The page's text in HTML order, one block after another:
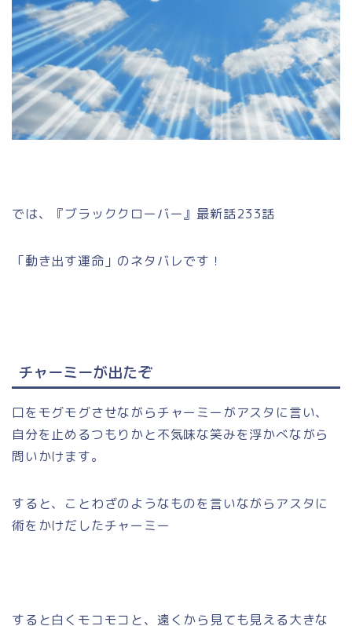
では、『ブラッククローバー』最新話233話
「動き出す運命」のネタバレです！
チャーミーが出たぞ
口をモグモグさせながらチャーミーがアスタに言い、
自分を止めるつもりかと不気味な笑みを浮かべながら
問いかけます。
すると、ことわざのようなものを言いながらアスタに
術をかけだしたチャーミー
すると白くモコモコと、遠くから見ても見える大きな